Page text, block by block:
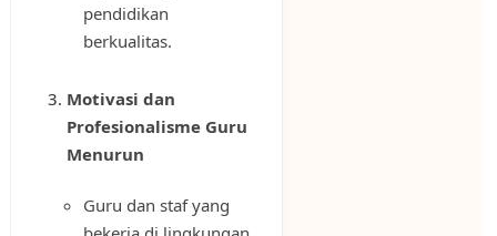
pendidikan
berkualitas.
Motivasi dan
Profesionalisme Guru
Menurun
Guru dan staf yang